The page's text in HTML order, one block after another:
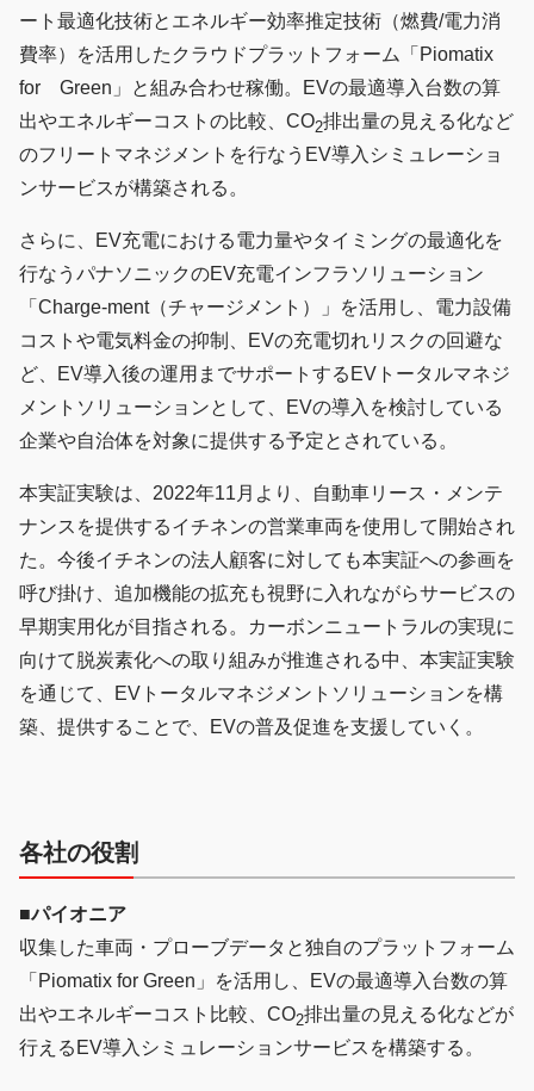
ート最適化技術とエネルギー効率推定技術（燃費/電力消
費率）を活用したクラウドプラットフォーム「Piomatix
for Green」と組み合わせ稼働。EVの最適導入台数の算
出やエネルギーコストの比較、CO2排出量の見える化など
のフリートマネジメントを行なうEV導入シミュレーショ
ンサービスが構築される。
さらに、EV充電における電力量やタイミングの最適化を
行なうパナソニックのEV充電インフラソリューション
「Charge-ment（チャージメント）」を活用し、電力設備
コストや電気料金の抑制、EVの充電切れリスクの回避な
ど、EV導入後の運用までサポートするEVトータルマネジ
メントソリューションとして、EVの導入を検討している
企業や自治体を対象に提供する予定とされている。
本実証実験は、2022年11月より、自動車リース・メンテ
ナンスを提供するイチネンの営業車両を使用して開始され
た。今後イチネンの法人顧客に対しても本実証への参画を
呼び掛け、追加機能の拡充も視野に入れながらサービスの
早期実用化が目指される。カーボンニュートラルの実現に
向けて脱炭素化への取り組みが推進される中、本実証実験
を通じて、EVトータルマネジメントソリューションを構
築、提供することで、EVの普及促進を支援していく。
各社の役割
■パイオニア
収集した車両・プローブデータと独自のプラットフォーム
「Piomatix for Green」を活用し、EVの最適導入台数の算
出やエネルギーコスト比較、CO2排出量の見える化などが
行えるEV導入シミュレーションサービスを構築する。